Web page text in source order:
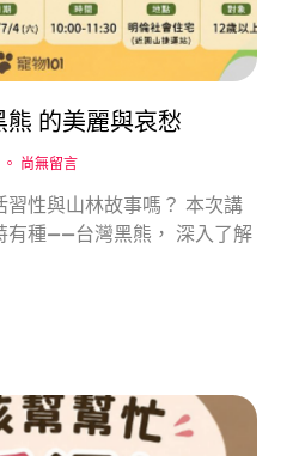
的美麗與哀愁
尚無留言
習性與山林故事嗎？ 本次講
有種——台灣黑熊， 深入了解